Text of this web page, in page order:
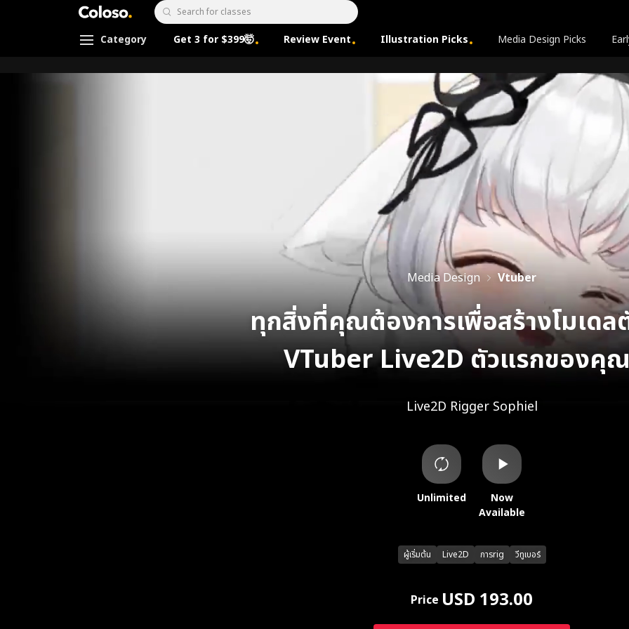
Coloso.
Search Input
Coloso Menu
Category Get 3 for $399🤯 Review Event Illustration Picks Media Design Picks
ทุกสิ่งที่คุณต้องการเพื่อสร้างโมเดล
VTuber Live2D ตัวแรกของคุ
Live2D Rigger Sophiel
Media Design Vtuber
Unlimited
Now
Available
ผู้เริ่มต้น Live2D การrig วีทูเบอร์
Price USD 193.00